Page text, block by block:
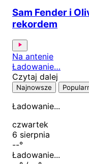
Sam Fender i
rekordem
Na antenie
Ładowanie…
Czytaj dalej
Najnowsze
Ładowanie...
czwartek
6 sierpnia
--°
Ładowanie...